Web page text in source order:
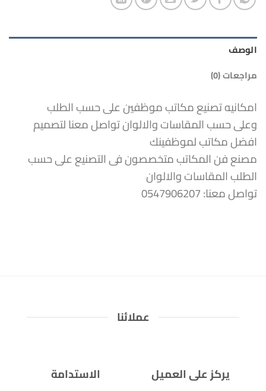
الوصف
مراجعات (0)
امكانيه تصنيع مكاتب موظفين على حسب الطلب
وعلى حسب المقاسات والالوان تواصل معنا لتصميم
افضل مكاتب لموظفينك
مصنع فن المكاتب متخصصون فى التصنيع على حسب
الطلب المقاسات والالوان
تواصل معنا: 0547906207
عملائنا
يركز على العميل
الاستدامة